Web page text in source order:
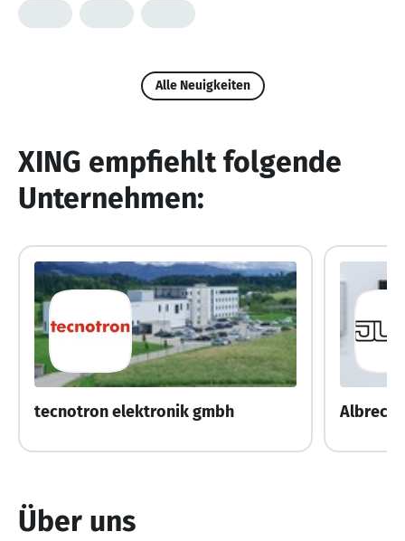
Alle Neuigkeiten
XING empfiehlt folgende
Unternehmen:
tecnotron elektronik gmbh Albrecht
Über uns